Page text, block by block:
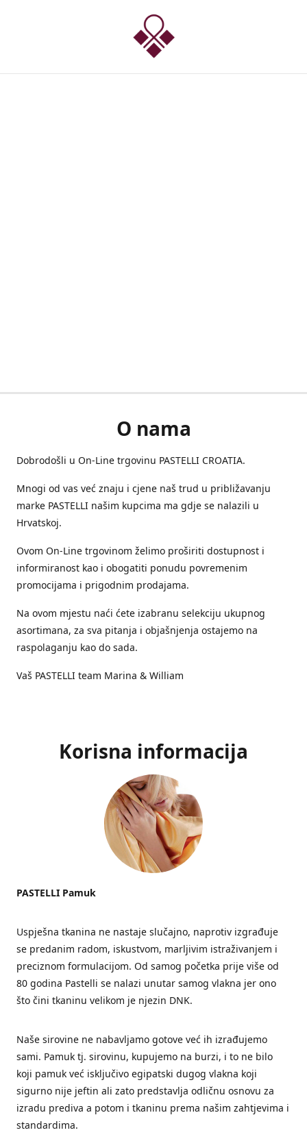
O nama
Dobrodošli u On-Line trgovinu PASTELLI CROATIA.
Mnogi od vas već znaju i cjene naš trud u približavanju
marke PASTELLI našim kupcima ma gdje se nalazili u
Hrvatskoj.
Ovom On-Line trgovinom želimo proširiti dostupnost i
informiranost kao i obogatiti ponudu povremenim
promocijama i prigodnim prodajama.
Na ovom mjestu naći ćete izabranu selekciju ukupnog
asortimana, za sva pitanja i objašnjenja ostajemo na
raspolaganju kao do sada.
Vaš PASTELLI team Marina & William
Korisna informacija
PASTELLI Pamuk
Uspješna tkanina ne nastaje slučajno, naprotiv izgrađuje
se predanim radom, iskustvom, marljivim istraživanjem i
preciznom formulacijom. Od samog početka prije više od
80 godina Pastelli se nalazi unutar samog vlakna jer ono
što čini tkaninu velikom je njezin DNK.
Naše sirovine ne nabavljamo gotove već ih izrađujemo
sami. Pamuk tj. sirovinu, kupujemo na burzi, i to ne bilo
koji pamuk već isključivo egipatski dugog vlakna koji
sigurno nije jeftin ali zato predstavlja odličnu osnovu za
izradu prediva a potom i tkaninu prema našim zahtjevima i
standardima.